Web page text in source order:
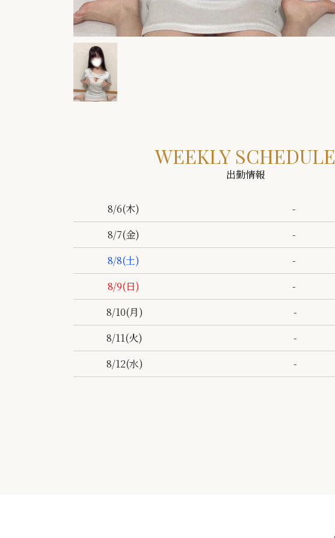
WEEKLY SCHEDULE
出勤情報
8/6(木)
-
8/7(金)
-
8/8(土)
-
8/9(日)
-
8/10(月)
-
8/11(火)
-
8/12(水) -